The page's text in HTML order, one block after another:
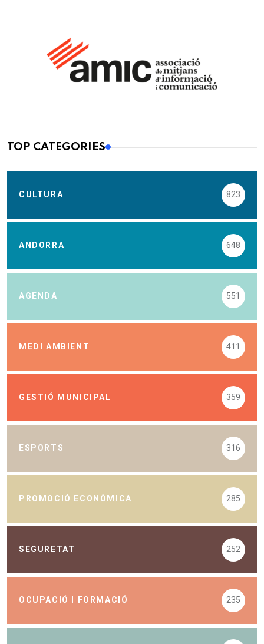
TOP CATEGORIES
CULTURA 823
ANDORRA 648
AGENDA 551
MEDI AMBIENT 411
GESTIÓ MUNICIPAL 359
ESPORTS 316
PROMOCIÓ ECONÒMICA 285
SEGURETAT 252
OCUPACIÓ I FORMACIÓ 235